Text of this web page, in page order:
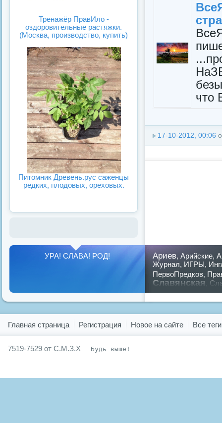
что
17-10-2012, 00:06
Тренажёр ПравИло -
оздоровительные растяжки.
(Москва, производство, купить)
Питомник Древень.рус саженцы
редких, плодовых, ореховых.
Ариев, Арийские,
Журнал, ИГРЫ,
ПервоПредков,
Славянская
предков,путин,
УРА! СЛАВА! РОД!
Главная страница Регистрация Новое на сайте Все теги
7519-7529 от С.М.З.Х Будь выше!